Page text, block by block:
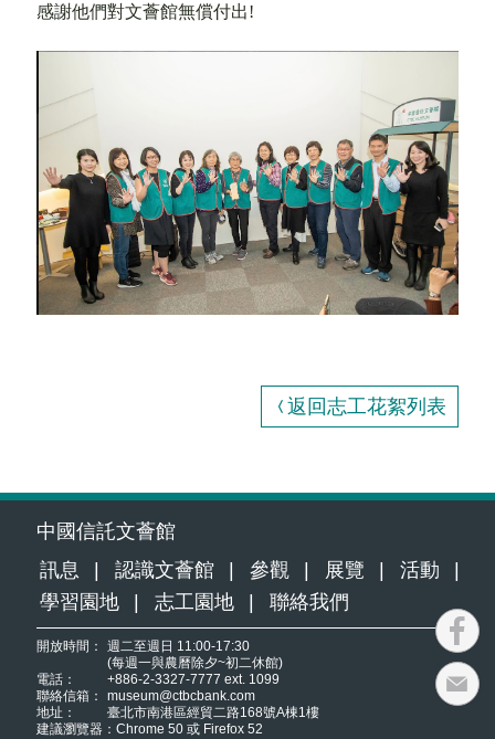
感謝他們對文薈館無償付出!
返回志工花絮列表
中國信託文薈館
訊息
認識文薈館 參觀 展覽
活動
學習園地
志工園地 聯絡我們
開放時間：
週二至週日 11:00-17:30
(每週一與農曆除夕~初二休館)
電話：
+886-2-3327-7777 ext. 1099
聯絡信箱：
museum@ctbcbank.com
地址：
臺北市南港區經貿二路168號A棟1樓
建議瀏覽器： Chrome 50 或 Firefox 52